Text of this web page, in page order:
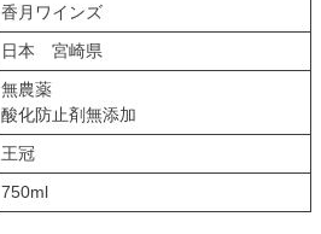
香月ワインズ
日本 宮崎県
無農薬
酸化防止剤無添加
王冠
750ml